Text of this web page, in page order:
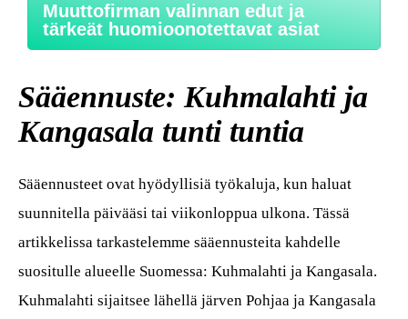
Muuttofirman valinnan edut ja
tärkeät huomioonotettavat asiat
Sääennuste: Kuhmalahti ja
Kangasala tunti tuntia
Sääennusteet ovat hyödyllisiä työkaluja, kun haluat
suunnitella päivääsi tai viikonloppua ulkona. Tässä
artikkelissa tarkastelemme sääennusteita kahdelle
suositulle alueelle Suomessa: Kuhmalahti ja Kangasala.
Kuhmalahti sijaitsee lähellä järven Pohjaa ja Kangasala